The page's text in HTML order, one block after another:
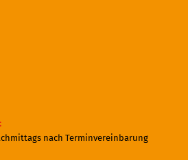
nach Terminvereinbarung